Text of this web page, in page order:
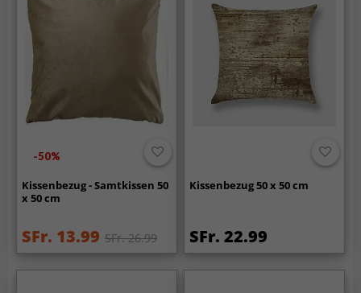
-50%
Kissenbezug - Samtkissen 50
x 50 cm
SFr. 13.99 SFr. 26.99
Kissenbezug 50 x 50 cm
SFr. 22.99